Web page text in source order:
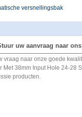
versnellingsbak
uw aanvraag naar ons